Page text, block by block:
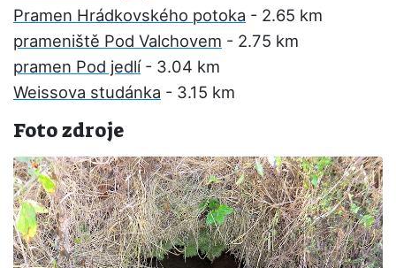
Pramen Hrádkovského potoka - 2.65 km
prameniště Pod Valchovem - 2.75 km
pramen Pod jedlí- 3.04 km
Weissova studánka - 3.15 km
Foto zdroje